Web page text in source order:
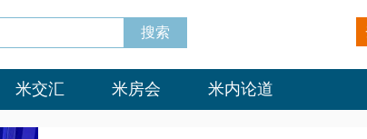
米交汇 米房会 米内论道